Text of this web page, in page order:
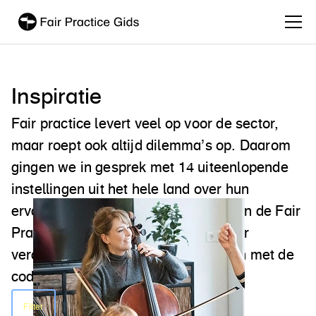
Inspiratie
Fair practice levert veel op voor de sector,
maar roept ook altijd dilemma’s op. Daarom
gingen we in gesprek met 14 uiteenlopende
instellingen uit het hele land over hun
ervaringen rondom het toepassen van de Fair
Practice Code. Daarnaast vind je hier
verdiepende kennis over het omgaan met de
code in plannen en aanvragen.
Filter